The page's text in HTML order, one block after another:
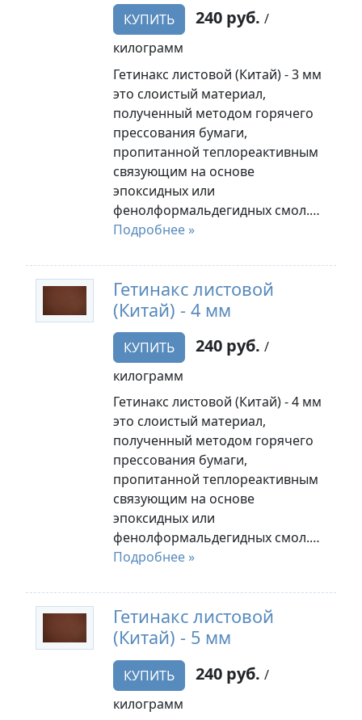
КУПИТЬ 240 руб. /
килограмм
Гетинакс листовой (Китай) - 3 мм
это слоистый материал,
полученный методом горячего
прессования бумаги,
пропитанной теплореактивным
связующим на основе
эпоксидных или
фенолформальдегидных смол.…
Подробнее »
Гетинакс листовой
(Китай) - 4 мм
КУПИТЬ 240 руб. /
килограмм
Гетинакс листовой (Китай) - 4 мм
это слоистый материал,
полученный методом горячего
прессования бумаги,
пропитанной теплореактивным
связующим на основе
эпоксидных или
фенолформальдегидных смол.…
Подробнее »
Гетинакс листовой
(Китай) - 5 мм
КУПИТЬ 240 руб. /
килограмм